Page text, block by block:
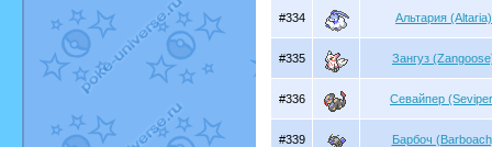
#334 Альтария (Altaria)
#335 Зангуз
#336 Севайпер
#339 Барбоч